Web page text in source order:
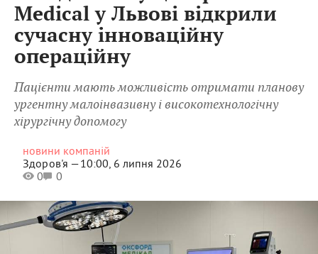
Medical у Львові відкрили
сучасну інноваційну
операційну
Пацієнти мають можливість отримати планову
ургентну малоінвазивну і високотехнологічну
хірургічну допомогу
новини компаній
Здоров'я —10:00, 6 липня 2026
0
0